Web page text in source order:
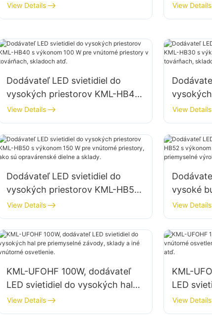
osvetlenie stien a priestorov
View Details
KML-
View Details
Dodávateľ LED svietidiel do
vysokých priestorov KML-HB40
s výkonom 100 W pre vnútorné
priestory v továrňach, skladoch
atď.
View Details
s
priestory
atď.
View Details
Dodávateľ LED svietidiel do
vysokých priestorov KML-HB50
s výkonom 150 W pre vnútorné
priestory, ako sú opravárenské
dielne a sklady.
View Details
vysoké
výkonom
výrobné
View Details
KML-UFOHF 100W, dodávateľ
LED svietidiel do vysokých hal
pre priemyselné závody, sklady
a iné vnútorné osvetlenie.
View Details
KML-
LED
View Details